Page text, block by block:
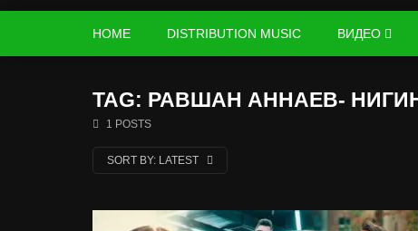
HOME DISTRIBUTION MUSIC ВИДЕО
TAG: РАВШАН АННАЕВ-
1 POSTS
SORT BY: LATEST